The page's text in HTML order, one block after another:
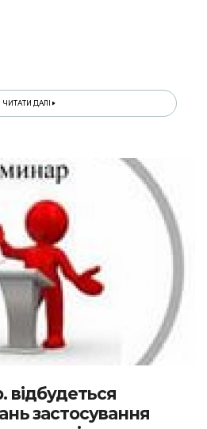
ЧИТАТИ ДАЛІ
відбудеться
застосування